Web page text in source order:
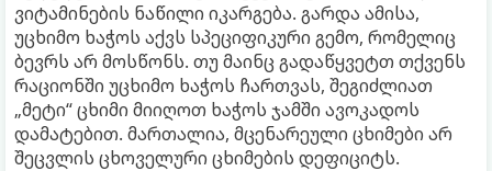
ვიტამინების ნაწილი იკარგება. გარდა ამისა,
უცხიმო ხაჭოს აქვს სპეციფიკური გემო, რომელიც
ბევრს არ მოსწონს. თუ მაინც გადაწყვეტთ თქვენს
რაციონში უცხიმო ხაჭოს ჩართვას, შეგიძლიათ
„მეტი“ ცხიმი მიიღოთ ხაჭოს ჯამში ავოკადოს
დამატებით. მართალია, მცენარეული ცხიმები არ
შეცვლის ცხოველური ცხიმების დეფიციტს.